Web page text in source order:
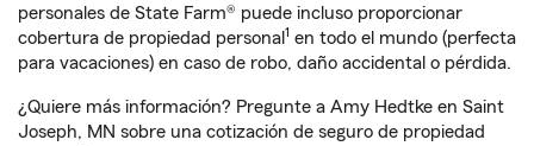
personales de State Farm® puede incluso proporcionar
cobertura de propiedad personal 1 en todo el mundo (perfecta
para vacaciones) en caso de robo, daño accidental o pérdida.
¿Quiere más información? Pregunte a Amy Hedtke en Saint
Joseph, MN sobre una cotización de seguro de propiedad